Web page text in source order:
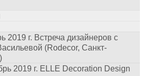
2019 г. Встреча дизайнеров с
(Rodecor, Санкт-
2019 г. ELLE Decoration Design